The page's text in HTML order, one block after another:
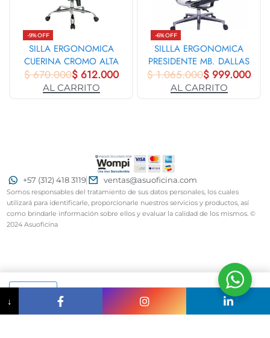
-9% OFF
SILLA ERGONOMICA
CUERINA CROMO ALTA
3718
$670.000$612.000
AL CARRITO
-6% OFF
SILLLA ERGONOMICA
PRESIDENTE MB. DALLAS
31688
$1.065.000$ 999.000
AL CARRITO
+57 (312) 418 3119 ventas@asuoficina.com
Somos responsables del tratamiento de sus datos personales, los cuales
utilizará para identificarle, proporcionarle nuestros servicios y productos, así
como brindarle información sobre ellos y evaluar la calidad de los mismos. ©
2024 Asuoficina
↓